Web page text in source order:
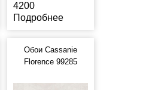
4200
Подробнее
Обои Cassanie
Florence 99285